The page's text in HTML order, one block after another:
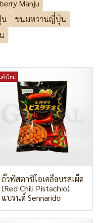
Manju
ขนมหวานญี่ปุ่น
ค้าใหม่
ถั่วพิสตาชิโอเคลือบรสเผ็ด
(Red Chili Pistachio)
แบรนด์ Sennarido